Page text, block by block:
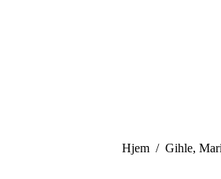
You are here:
Hjem Gihle,